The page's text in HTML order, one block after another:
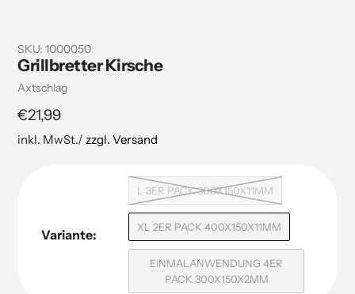
SKU: 1000050
Grillbretter Kirsche
Verkäuferin
Axtschlag
Regulärer
Preis
€21,99
inkl. MwSt./ zzgl. Versand
Variante:
L 3ER PACK 300X150X11MM
XL 2ER PACK 400X150X11MM
EINMALANWENDUNG 4ER
PACK 300X150X2MM